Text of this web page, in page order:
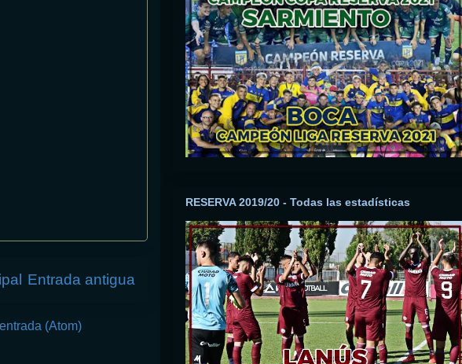
Entrada antigua
(Atom)
RESERVA 2019/20 - Todas las estadísticas